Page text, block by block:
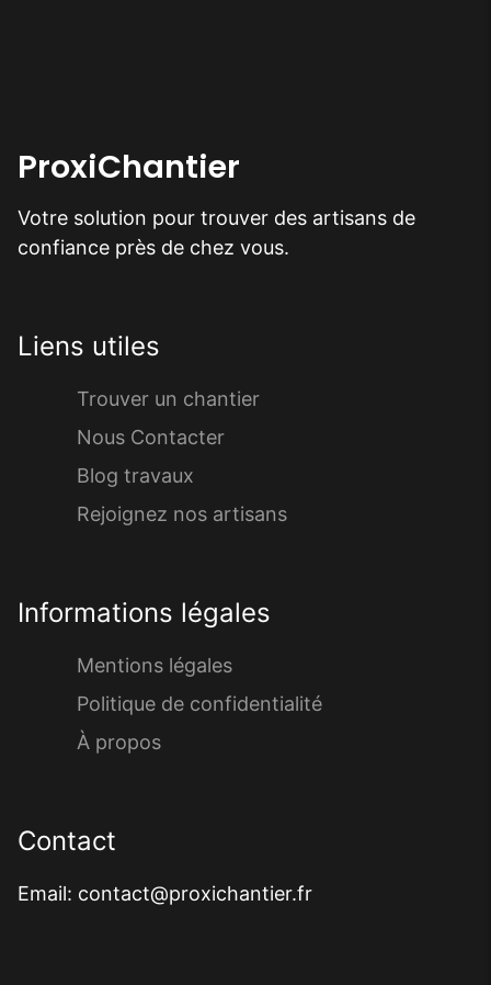
ProxiChantier
Votre solution pour trouver des artisans de
confiance près de chez vous.
Liens utiles
Trouver un chantier
Nous Contacter
Blog travaux
Rejoignez nos artisans
Informations légales
Mentions légales
Politique de confidentialité
À propos
Contact
Email: contact@proxichantier.fr